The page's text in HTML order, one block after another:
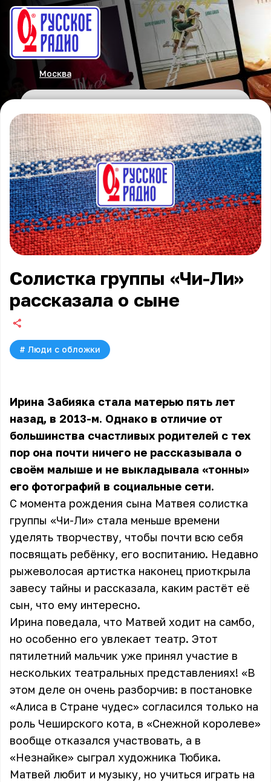
Москва
Солистка группы «Чи-Ли»
рассказала о сыне
# Люди с обложки
Ирина Забияка стала матерью пять лет
назад, в 2013-м. Однако в отличие от
большинства счастливых родителей с тех
пор она почти ничего не рассказывала о
своём малыше и не выкладывала «тонны»
его фотографий в социальные сети.
С момента рождения сына Матвея солистка
группы «Чи-Ли» стала меньше времени
уделять творчеству, чтобы почти всю себя
посвящать ребёнку, его воспитанию. Недавно
рыжеволосая артистка наконец приоткрыла
завесу тайны и рассказала, каким растёт её
сын, что ему интересно.
Ирина поведала, что Матвей ходит на самбо,
но особенно его увлекает театр. Этот
пятилетний мальчик уже принял участие в
нескольких театральных представлениях! «В
этом деле он очень разборчив: в постановке
«Алиса в Стране чудес» согласился только на
роль Чеширского кота, в «Снежной королеве»
вообще отказался участвовать, а в
«Незнайке» сыграл художника Тюбика.
Матвей любит и музыку, но учиться играть на